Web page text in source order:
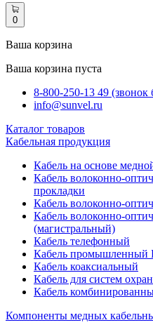
0
Ваша корзина
Ваша корзина пуста
8-800-250-13 49 (звонок
info@sunvel.ru
Каталог товаров
Кабельная продукция
Кабель на основе
Кабель волоконно-
прокладки
Кабель волоконно-
Кабель волоконно-
(магистральный)
Кабель телефонный
Кабель промышленный
Кабель коаксиальный
Кабель для систем
Кабель
Компоненты медных